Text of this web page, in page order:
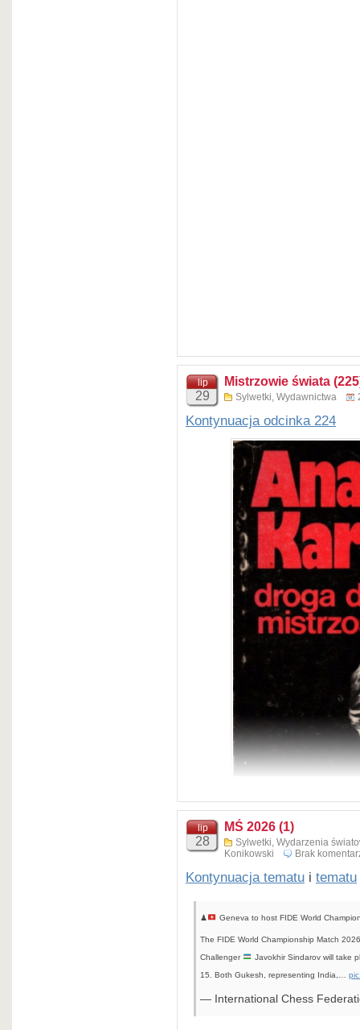
lip
29
Mistrzowie świata
Sylwetki, Wydawnictwa
Kontynuacja odcinka 224
link
lip
28
MŚ 2026 (1)
Sylwetki, Wydarzenia
Konikowski
Brak
Kontynuacja tematu i tematu
♟ Geneva to host FIDE World
The FIDE World Championship Match
Challenger
Javokhir Sindarov will take
15. Both Gukesh, representing India,…
— International Chess